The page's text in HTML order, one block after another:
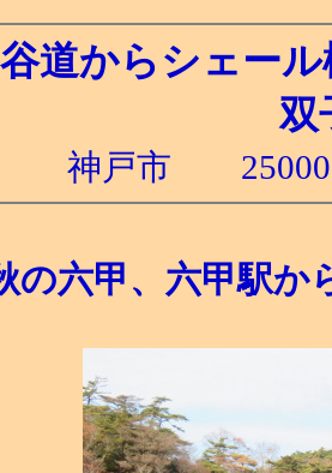
道からシェール
双
神戸市 25000
の六甲、六甲駅